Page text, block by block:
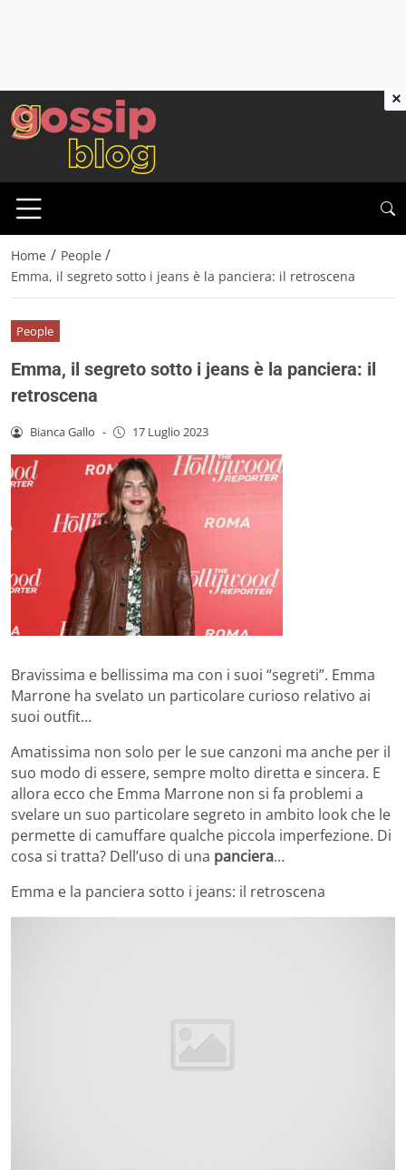
Home / People /
Emma, il segreto sotto i jeans è la panciera: il retroscena
People
Emma, il segreto sotto i jeans è la panciera: il
retroscena
Bianca Gallo - 17 Luglio 2023
Bravissima e bellissima ma con i suoi “segreti”. Emma
Marrone ha svelato un particolare curioso relativo ai
suoi outfit…
Amatissima non solo per le sue canzoni ma anche per il
suo modo di essere, sempre molto diretta e sincera. E
allora ecco che Emma Marrone non si fa problemi a
svelare un suo particolare segreto in ambito look che le
permette di camuffare qualche piccola imperfezione. Di
cosa si tratta? Dell’uso di una panciera…
Emma e la panciera sotto i jeans: il retroscena
×